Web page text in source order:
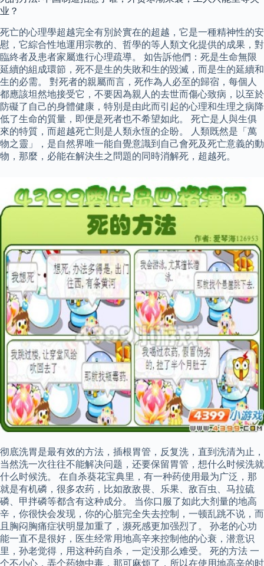
业？
死亡的心理學超越完全有別於實在的超越，它是一種精神性的安
慰，它綜合性地運用宗教的、哲學的等人類文化提供的成果，對
臨終者及患者家屬進行心理疏導。 如告訴他們：死是生命無限
延續的組成環節，死不是生的失敗和生的毀滅，而是生的延續和
生的必需。 對死者的親屬而言，死作為人必至的歸宿，每個人
都應該坦然地接受它，不要因為親人的去世而傷心致病，以至於
防礙了自己的身體健康，特別是由此而引起的心理和生理之病降
低了生命的質量，即便是死者也不希望如此。 死亡是人與生俱
來的特質，而超越死亡則是人類永恆的企盼。 人類既然是「萬
物之靈」，是自然界唯一能自覺意識到自己會死及死亡意義的動
物，那麼，必能在解決生之問題的同時消解死，超越死。
彻底洗胃是最有效的方法，插根胃管，反复洗，直到洗清为止，
当然洗一次往往不能解决问题，还要保留胃管，想什么时候洗就
什么时候洗。 在自杀葵花宝典里，有一种药使用最为广泛，那
就是有机磷，很多农药，比如敌敌畏、乐果、敌百虫、马拉硫
磷、甲拌磷等都含有这种成分。 当你口服了如此大剂量的地高
辛，你很快会发现，你的心脏完全失去控制，一顿乱跳不说，而
且胸闷胸痛症状明显加重了，濒死感更加强烈了。 孙老的心功
能一直不是很好，医生经常用地高辛来控制他的心衰，潜意识
里，孙老觉得，用这种药自杀，一定没那么难受。 死的方法 一
个不小心，弄个药物中毒，那可麻烦了，所以在使用地高辛的时